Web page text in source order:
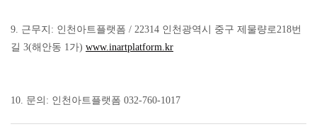
9. 근무지: 인천아트플랫폼 / 22314 인천광역시 중구 제물량로218번
길 3(해안동 1가) www.inartplatform.kr
10. 문의: 인천아트플랫폼 032-760-1017